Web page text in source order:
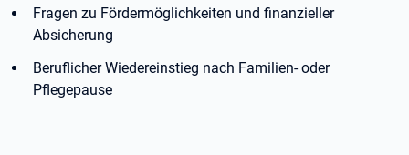
Fragen zu Fördermöglichkeiten und finanzieller
Absicherung
Beruflicher Wiedereinstieg nach Familien- oder
Pflegepause